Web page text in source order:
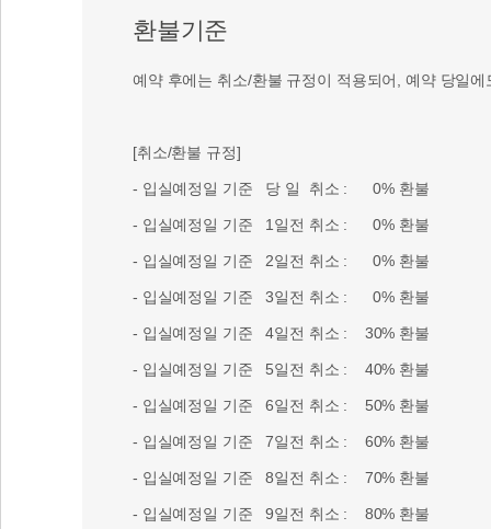
환불기준
예약 후에는 취소/환불 규정이 적용되어, 예약 당일
[취소/환불 규정]
- 입실예정일 기준 당 일 취소 : 0% 환불
- 입실예정일 기준 1일전 취소 : 0% 환불
- 입실예정일 기준 2일전 취소 : 0% 환불
- 입실예정일 기준 3일전 취소 : 0% 환불
- 입실예정일 기준 4일전 취소 : 30% 환불
- 입실예정일 기준 5일전 취소 : 40% 환불
- 입실예정일 기준 6일전 취소 : 50% 환불
- 입실예정일 기준 7일전 취소 : 60% 환불
- 입실예정일 기준 8일전 취소 : 70% 환불
- 입실예정일 기준 9일전 취소 : 80% 환불